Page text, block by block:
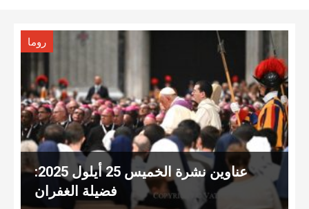
روما
عناوين نشرة الخميس 25 أيلول 2025:
فضيلة الغفران